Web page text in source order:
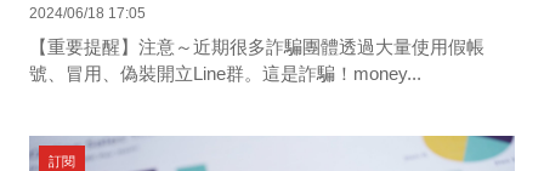
2024/06/18 17:05
【重要提醒】注意～近期很多詐騙團體透過大量使用假帳
號、冒用、偽裝開立Line群。這是詐騙！money...
訂閱